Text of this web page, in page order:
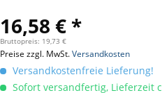
16,58 € *
Bruttopreis: 19,73 €
Preise zzgl. MwSt.Versandkosten
Versandkostenfreie Lieferung!
Sofort versandfertig, Lieferzeit